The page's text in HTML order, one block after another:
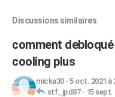
Discussions similaires
comment
cooling plus
micka30- 5 oct. 2021 à
stf_jpd87- 15 sept.